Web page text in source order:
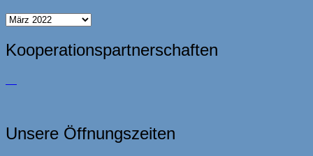
Archiv
Kooperationspartnerschaften
Unsere Öffnungszeiten